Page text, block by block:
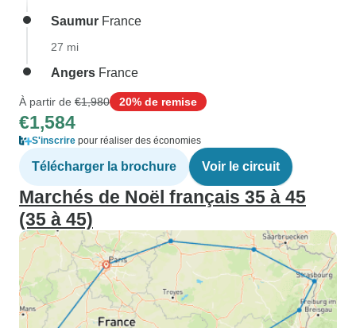
Saumur France
27 mi
Angers France
À partir de €1,980 20% de remise
€1,584
S'inscrire pour réaliser des économies
Télécharger la brochure Voir le circuit
Marchés de Noël français 35 à 45
(35 à 45)